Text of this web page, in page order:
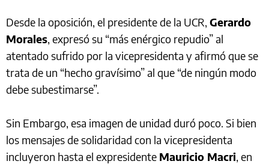
Desde la oposición, el presidente de la UCR, Gerardo
Morales, expresó su “más enérgico repudio” al
atentado sufrido por la vicepresidenta y afirmó que se
trata de un “hecho gravísimo” al que “de ningún modo
debe subestimarse”.
Sin Embargo, esa imagen de unidad duró poco. Si bien
los mensajes de solidaridad con la vicepresidenta
incluyeron hasta el expresidente Mauricio Macri, en